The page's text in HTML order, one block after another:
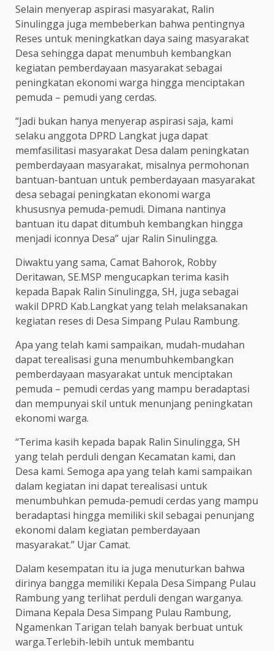
Selain menyerap aspirasi masyarakat, Ralin
Sinulingga juga membeberkan bahwa pentingnya
Reses untuk meningkatkan daya saing masyarakat
Desa sehingga dapat menumbuh kembangkan
kegiatan pemberdayaan masyarakat sebagai
peningkatan ekonomi warga hingga menciptakan
pemuda – pemudi yang cerdas.
“Jadi bukan hanya menyerap aspirasi saja, kami
selaku anggota DPRD Langkat juga dapat
memfasilitasi masyarakat Desa dalam peningkatan
pemberdayaan masyarakat, misalnya permohonan
bantuan-bantuan untuk pemberdayaan masyarakat
desa sebagai peningkatan ekonomi warga
khususnya pemuda-pemudi. Dimana nantinya
bantuan itu dapat ditumbuh kembangkan hingga
menjadi iconnya Desa” ujar Ralin Sinulingga.
Diwaktu yang sama, Camat Bahorok, Robby
Deritawan, SE.MSP mengucapkan terima kasih
kepada Bapak Ralin Sinulingga, SH, juga sebagai
wakil DPRD Kab.Langkat yang telah melaksanakan
kegiatan reses di Desa Simpang Pulau Rambung.
Apa yang telah kami sampaikan, mudah-mudahan
dapat terealisasi guna menumbuhkembangkan
pemberdayaan masyarakat untuk menciptakan
pemuda – pemudi cerdas yang mampu beradaptasi
dan mempunyai skil untuk menunjang peningkatan
ekonomi warga.
“Terima kasih kepada bapak Ralin Sinulingga, SH
yang telah perduli dengan Kecamatan kami, dan
Desa kami. Semoga apa yang telah kami sampaikan
dalam kegiatan ini dapat terealisasi untuk
menumbuhkan pemuda-pemudi cerdas yang mampu
beradaptasi hingga memiliki skil sebagai penunjang
ekonomi dalam kegiatan pemberdayaan
masyarakat.” Ujar Camat.
Dalam kesempatan itu ia juga menuturkan bahwa
dirinya bangga memiliki Kepala Desa Simpang Pulau
Rambung yang terlihat perduli dengan warganya.
Dimana Kepala Desa Simpang Pulau Rambung,
Ngamenkan Tarigan telah banyak berbuat untuk
warga.Terlebih-lebih untuk membantu